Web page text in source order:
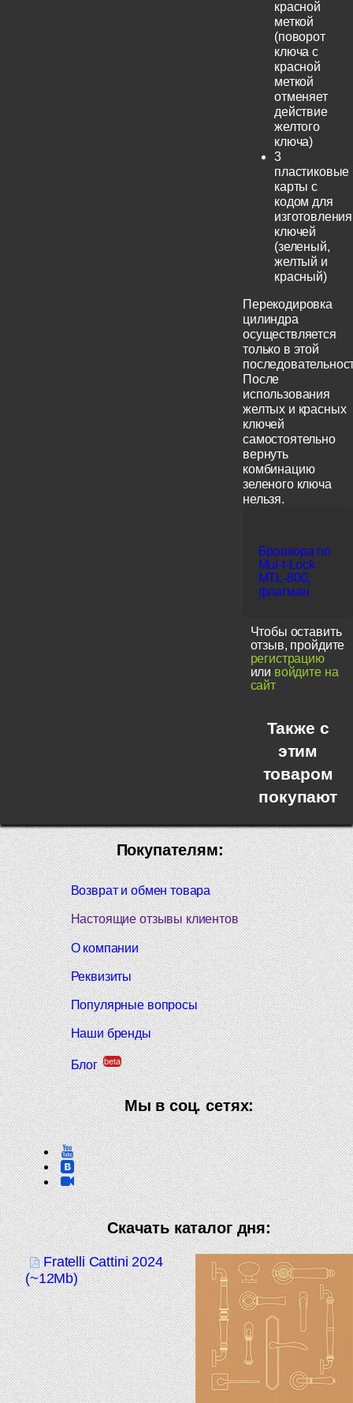
красной
меткой
(поворот
ключа с
красной
меткой
отменяет
действие
желтого
ключа)
3
пластиковые
карты с
кодом для
изготовления
ключей
(зеленый,
желтый и
красный)
Перекодировка
цилиндра
осуществляется
только в этой
После
использования
желтых и красных
ключей
самостоятельно
вернуть
комбинацию
зеленого ключа
нельзя.
Брошюра по
Mul-t-Lock
MTL-800,
флагман
Чтобы оставить
отзыв, пройдите
регистрацию
или войдите на
сайт
Также с
этим
товаром
покупают
Покупателям:
Возврат и обмен товара
Настоящие отзывы клиентов
О компании
Реквизиты
Популярные вопросы
Наши бренды
Блог beta
Мы в соц. сетях:
Скачать каталог дня:
Fratelli Cattini 2024
(~12Mb)